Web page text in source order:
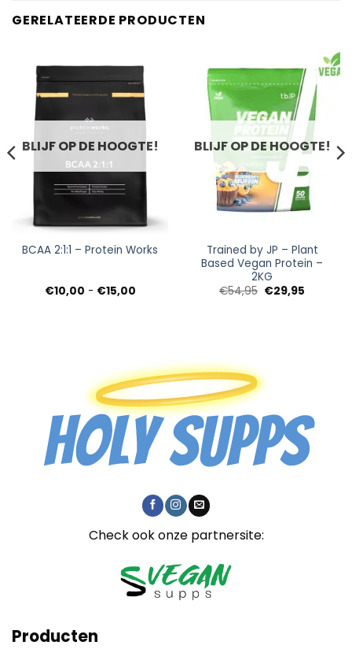
GERELATEERDE PRODUCTEN
BLIJF OP DE HOOGTE!
BCAA 2:1:1 – Protein Works
€10,00 - €15,00Prijsklasse:
BLIJF OP DE HOOGTE!
Trained by JP – Plant
Based Vegan Protein –
2KG
€54,95 Oorspronkelijke
€29,95
Check ook onze partnersite:
Producten